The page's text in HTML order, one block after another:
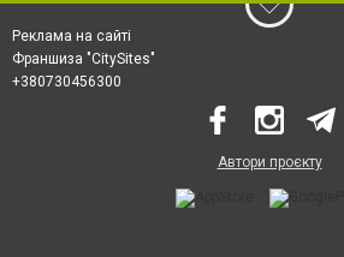
Реклама на сайті
Франшиза "CitySites"
+380730456300
Автори проєкту